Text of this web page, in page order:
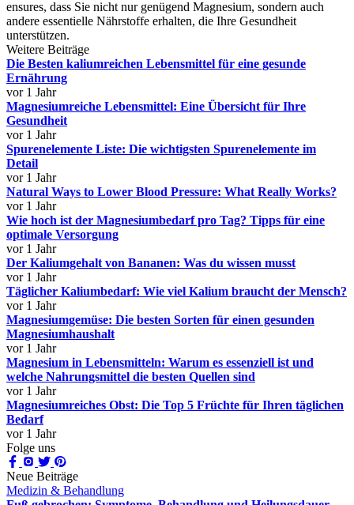
ensures, dass Sie nicht nur genügend Magnesium, sondern auch
andere essentielle Nährstoffe erhalten, die Ihre Gesundheit
unterstützen.
Weitere Beiträge
Die Besten kaliumreichen Lebensmittel für eine gesunde
Ernährung
vor 1 Jahr
Magnesiumreiche Lebensmittel: Eine Übersicht für Ihre
Gesundheit
vor 1 Jahr
Spurenelemente Liste: Die wichtigsten Spurenelemente im
Detail
vor 1 Jahr
Natural Ways to Lower Blood Pressure: What Really Works?
vor 1 Jahr
Wie hoch ist der Magnesiumbedarf pro Tag? Tipps für eine
optimale Versorgung
vor 1 Jahr
Der Kaliumgehalt von Bananen: Was du wissen musst
vor 1 Jahr
Täglicher Kaliumbedarf: Wie viel Kalium braucht der Mensch?
vor 1 Jahr
Magnesiumgemüse: Die besten Sorten für einen gesunden
Magnesiumhaushalt
vor 1 Jahr
Magnesium in Lebensmitteln: Warum es essenziell ist und
welche Nahrungsmittel die besten Quellen sind
vor 1 Jahr
Magnesiumreiches Obst: Die Top 5 Früchte für Ihren täglichen
Bedarf
vor 1 Jahr
Folge uns
Neue Beiträge
Medizin & Behandlung